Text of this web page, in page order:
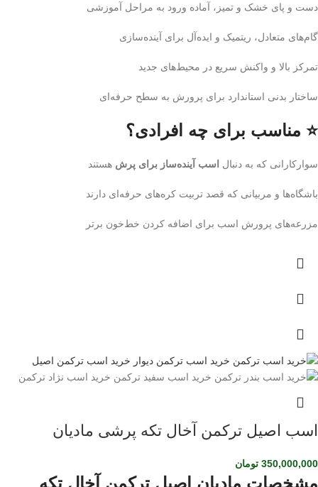
دست و پای خشک و تمیز، آماده ورود به مراحل آموزشی
گام‌های متعادل، ریتمیک و ایده‌آل برای آینده‌سازی
تمرکز بالا و واکنش سریع در محیط‌های جدید
ساختار بدنی استاندارد برای پرورش به سطح حرفه‌ای
⭐ مناسب برای چه افرادی؟
سوارکارانی که به دنبال اسب آینده‌ساز برای پرش هستند
باشگاه‌ها و مربیانی که قصد تربیت کره‌های حرفه‌ای دارند
مزرعه‌های پرورش اسب برای اضافه کردن خط‌خون برتر
اسب اصیل ترکمن آخال تکه پرشی مادیان
350,000,000 تومان